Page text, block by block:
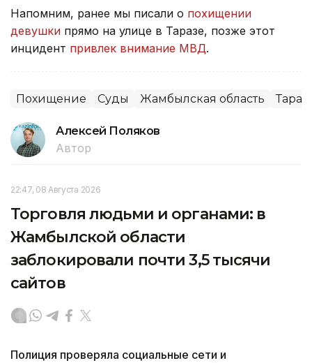
Напомним, ранее мы писали о похищении
девушки прямо на улице в Таразе, позже этот
инцидент привлек внимание МВД.
Похищение Суды Жамбылская область Тараз
Алексей Поляков
Автор
22:47, 08 Августа 2026
Торговля людьми и органами: в
Жамбылской области
заблокировали почти 3,5 тысячи
сайтов
Полиция проверяла социальные сети и